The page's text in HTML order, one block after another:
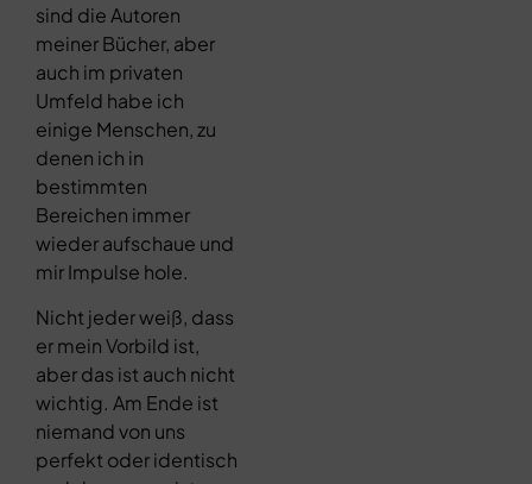
sind die Autoren
meiner Bücher, aber
auch im privaten
Umfeld habe ich
einige Menschen, zu
denen ich in
bestimmten
Bereichen immer
wieder aufschaue und
mir Impulse hole.
Nicht jeder weiß, dass
er mein Vorbild ist,
aber das ist auch nicht
wichtig. Am Ende ist
niemand von uns
perfekt oder identisch